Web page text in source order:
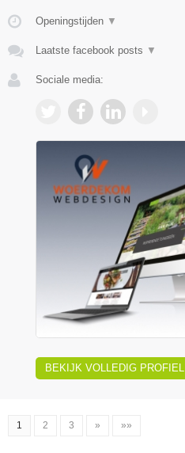
Openingstijden ▼
Laatste facebook posts ▼
Sociale media:
BEKIJK VOLLEDIG PROFIEL
1 2 3 » »»